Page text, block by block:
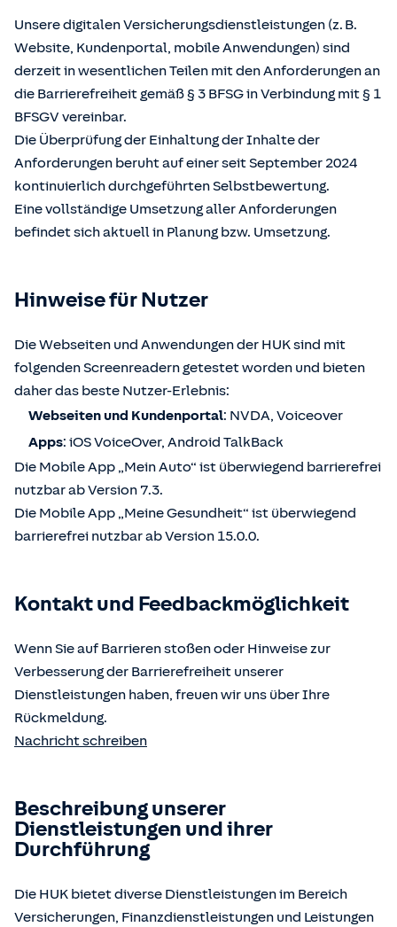
Unsere digitalen Versicherungsdienstleistungen (z. B.
Website, Kundenportal, mobile Anwendungen) sind
derzeit in wesentlichen Teilen mit den Anforderungen an
die Barrierefreiheit gemäß § 3 BFSG in Verbindung mit § 1
BFSGV vereinbar.
Die Überprüfung der Einhaltung der Inhalte der
Anforderungen beruht auf einer seit September 2024
kontinuierlich durchgeführten Selbstbewertung.
Eine vollständige Umsetzung aller Anforderungen
befindet sich aktuell in Planung bzw. Umsetzung.
Hinweise für Nutzer
Die Webseiten und Anwendungen der HUK sind mit
folgenden Screenreadern getestet worden und bieten
daher das beste Nutzer-Erlebnis:
Webseiten und Kundenportal: NVDA, Voiceover
Apps: iOS VoiceOver, Android TalkBack
Die Mobile App „Mein Auto“ ist überwiegend barrierefrei
nutzbar ab Version 7.3.
Die Mobile App „Meine Gesundheit“ ist überwiegend
barrierefrei nutzbar ab Version 15.0.0.
Kontakt und Feedbackmöglichkeit
Wenn Sie auf Barrieren stoßen oder Hinweise zur
Verbesserung der Barrierefreiheit unserer
Dienstleistungen haben, freuen wir uns über Ihre
Rückmeldung.
Nachricht schreiben
Beschreibung unserer
Dienstleistungen und ihrer
Durchführung
Die HUK bietet diverse Dienstleistungen im Bereich
Versicherungen, Finanzdienstleistungen und Leistungen